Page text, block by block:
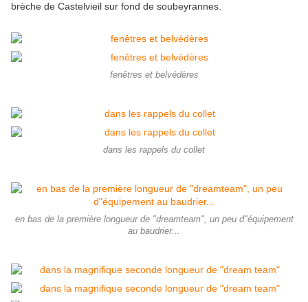
brèche de Castelvieil sur fond de soubeyrannes.
fenêtres et belvédères
dans les rappels du collet
en bas de la première longueur de "dreamteam", un peu d"équipement
au baudrier...